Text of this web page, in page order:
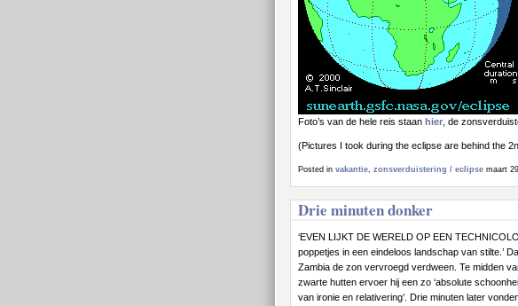
Foto’s van de hele reis staan hier , de
(Pictures I took during the eclipse are behind the
Posted in vakantie, zonsverduistering / eclipse maart
Drie minuten donker
‘EVEN LIJKT DE WERELD OP EEN
poppetjes in een eindeloos landschap van stilte.’
Zambia de zon vervroegd verdween. Te midden
zwarte hutten ervoer hij een zo ‘absolute
van ironie en relativering’. Drie minuten later